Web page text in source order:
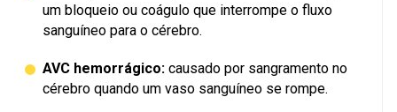
um bloqueio ou coágulo que interrompe o fluxo
sanguíneo para o cérebro.
AVC hemorrágico: causado por sangramento no
cérebro quando um vaso sanguíneo se rompe.